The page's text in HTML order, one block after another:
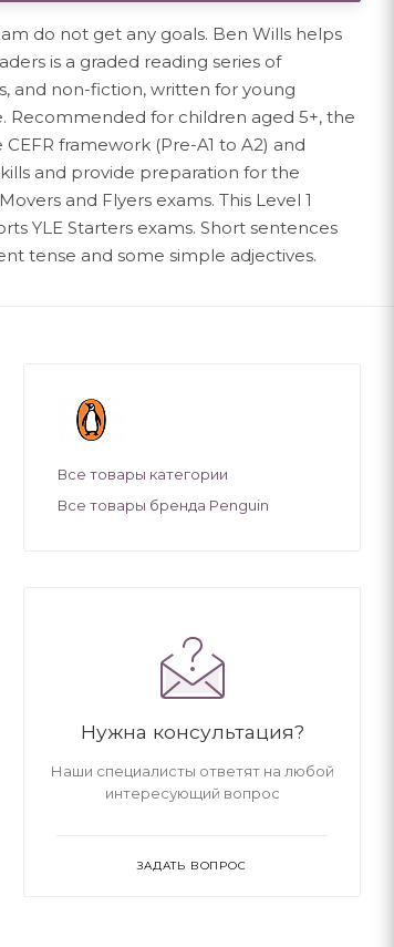
do not get any goals. Ben Wills helps
is a graded reading series of
and non-fiction, written for young
Recommended for children aged 5+, the
framework (Pre-A1 to A2) and
and provide preparation for the
and Flyers exams. This Level 1
YLE Starters exams. Short sentences
tense and some simple adjectives.
Все товары категории
Все товары бренда Penguin
Нужна консультация?
Наши специалисты ответят на любой
интересующий вопрос
ЗАДАТЬ ВОПРОС